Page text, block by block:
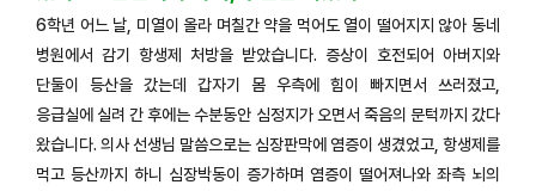
6학년 어느 날, 미열이 올라 며칠간 약을 먹어도 열이 떨어지지 않아 동네
병원에서 감기 항생제 처방을 받았습니다. 증상이 호전되어 아버지와
단둘이 등산을 갔는데 갑자기 몸 우측에 힘이 빠지면서 쓰러졌고,
응급실에 실려 간 후에는 수분동안 심정지가 오면서 죽음의 문턱까지 갔다
왔습니다. 의사 선생님 말씀으로는 심장판막에 염증이 생겼었고, 항생제를
먹고 등산까지 하니 심장박동이 증가하며 염증이 떨어져나와 좌측 뇌의